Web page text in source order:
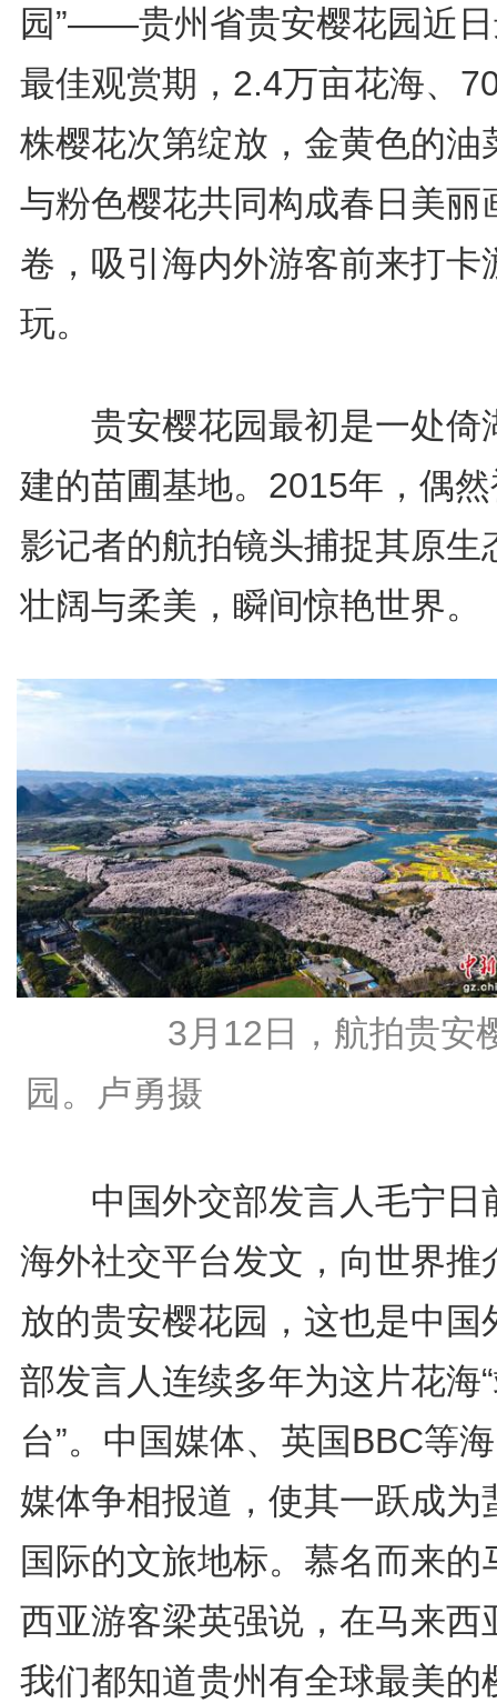
园”——贵州省贵安樱花园近
最佳观赏期，2.4万亩花海、
株樱花次第绽放，金黄色的油
与粉色樱花共同构成春日美丽
卷，吸引海内外游客前来打卡
玩。
贵安樱花园最初是一处倚
建的苗圃基地。2015年，偶
影记者的航拍镜头捕捉其原生
壮阔与柔美，瞬间惊艳世界。
3月12日，航拍贵安
园。卢勇摄
中国外交部发言人毛宁日
海外社交平台发文，向世界推
放的贵安樱花园，这也是中国
部发言人连续多年为这片花海
台”。中国媒体、英国BBC等
媒体争相报道，使其一跃成为
国际的文旅地标。慕名而来的
西亚游客梁英强说，在马来西
我们都知道贵州有全球最美的